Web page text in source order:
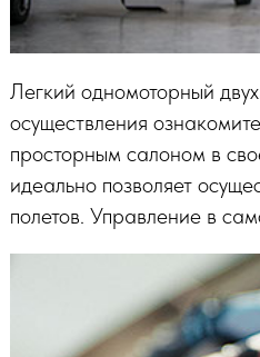
Легкий одномоторный
осуществления
просторным салоном в
идеально позволяет
полетов. Управление в